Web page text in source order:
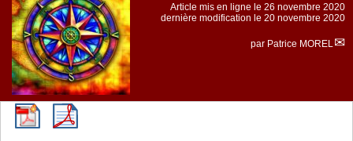
Article mis en ligne le 26 novembre 2020
dernière modification le 20 novembre 2020
par Patrice MOREL